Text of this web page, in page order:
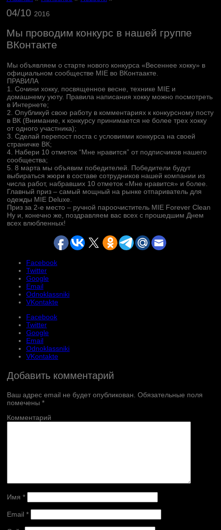
04/10 2016
Мы проводим конкурс в нашей группе
ВКонтакте
Мы объявляем о старте нового конкурса «Весеннее хокку» в
официальном сообществе MIE во ВКонтаакте.
ПРАВИЛА
1. Сочини хокку, посвященное весне, технике MIE и
домашнему уюту. Правила написания хокку можно посмотреть
в Интернете;
2. Опубликуй свою работу в комментариях к конкурсному посту
в ВК (Внимание, к конкурсу принимается не более трех хокку
от одного участника);
3. Сделай перепост поста с условиями конкурса на своей
страничке ВК;
4. Набери 10 отметок “Мне нравится” от подписчиков нашего
сообщества;
5. 8 марта мы объявим победителей. Победители будут
выбираться жюри в составе сотрудников нашей компании из
числа работ, набравших 10 отметок «Мне нравится» и более.
Главный приз – самый мощный на рынке отпариватель для
одежды MIE Deluxe.
Приз за 2-е место – ручной пароочиститель MIE Forever Clean
Ну и, конечно же, поздравляем вас всех с прошедшим Днем
всех влюбленных!
Facebook
Twitter
Google
Email
Odnoklassniki
VKontakte
Facebook
Twitter
Google
Email
Odnoklassniki
VKontakte
Добавить комментарий
Ваш адрес email не будет опубликован. Обязательные поля
помечены *
Комментарий
Имя *
Email *